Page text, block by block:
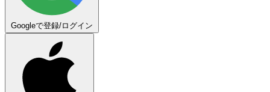
Googleで登録/ログイン